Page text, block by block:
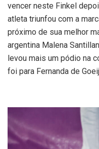
vencer neste Finkel
atleta triunfou com a
próximo de sua melhor
argentina Malena
levou mais um pódio na
foi para Fernanda de